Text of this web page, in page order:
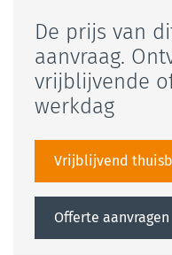
De prijs van
aanvraag.
vrijblijvende
werkdag
Vrijblijvend
Offerte aanvragen